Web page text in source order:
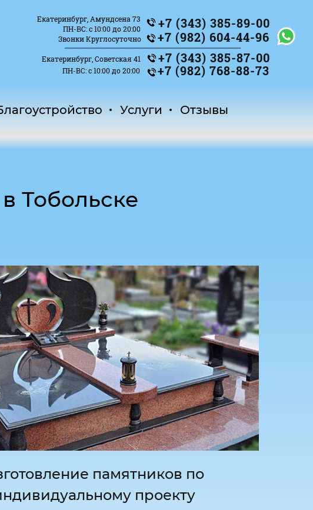
+7 (982) 604-44-96
+7 (343) 385-87-00
Екатеринбург, Амундсена 73
Екатеринбург, Советская 41
ПН-ВС: с 10:00 до 20:00
Звонки Круглосуточно
ПН-ВС: с 10:00 до 20:00
_______________________
+7 (982) 768-88-73
+7 (343) 385-89-00
Услуги Отзывы
Тобольске
памятников по
проекту